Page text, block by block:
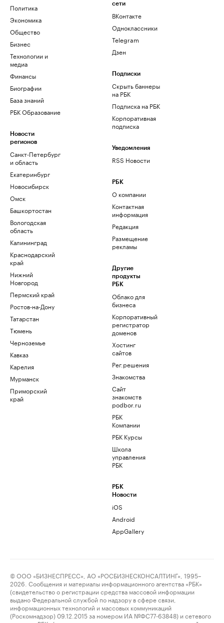
Политика
Экономика
Общество
Бизнес
Технологии и
медиа
Финансы
Биографии
База знаний
РБК Образование
Новости
регионов
Санкт-Петербург
и область
Екатеринбург
Новосибирск
Омск
Башкортостан
Вологодская
область
Калининград
Краснодарский
край
Нижний
Новгород
Пермский край
Ростов-на-Дону
Татарстан
Тюмень
Черноземье
Кавказ
Карелия
Мурманск
Приморский
край
сети
ВКонтакте
Одноклассники
Telegram
Дзен
Подписки
Скрыть баннеры
на РБК
Подписка на РБК
Корпоративная
подписка
Уведомления
RSS Новости
РБК
О компании
Контактная
информация
Редакция
Размещение
рекламы
Другие
продукты
РБК
Облако для
бизнеса
Корпоративный
регистратор
доменов
Хостинг
сайтов
Рег.решения
Знакомства
Сайт
знакомств
podbor.ru
РБК
Компании
РБК Курсы
Школа
управления
РБК
РБК
Новости
iOS
Android
AppGallery
© ООО «БИЗНЕСПРЕСС», АО «РОСБИЗНЕСКОНСАЛТИНГ», 1995–
2026. Сообщения и материалы информационного агентства «РБК»
(свидетельство о регистрации средства массовой информации
выдано Федеральной службой по надзору в сфере связи,
информационных технологий и массовых коммуникаций
(Роскомнадзор) 09.12.2015 за номером ИА №ФС77-63848) и сетевого